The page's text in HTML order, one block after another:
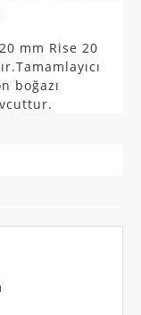
mm Rise 20
boğazı